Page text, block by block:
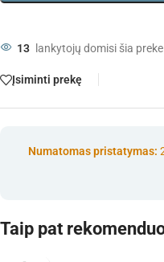
13 lankytojų domisi šia preke
Įsiminti prekę
Numatomas pristatymas:
Taip pat